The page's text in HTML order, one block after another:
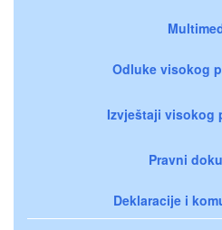
Odluke visokog
Izvještaji visokog
Pravni
Deklaracije i